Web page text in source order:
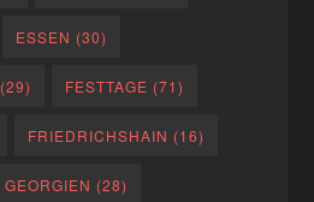
ESSEN (30)
(29) FESTTAGE (71)
FRIEDRICHSHAIN (16)
GEORGIEN (28)